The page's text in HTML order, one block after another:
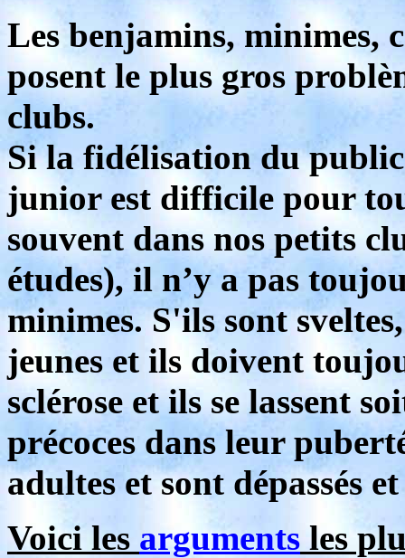
Les benjamins, minimes,
posent le plus gros
clubs.
Si la fidélisation du
junior est difficile pour
souvent dans nos petits
études), il n’y a pas
minimes. S'ils sont
jeunes et ils doivent
sclérose et ils se lassent
précoces dans leur
adultes et sont dépassés
Voici les arguments les